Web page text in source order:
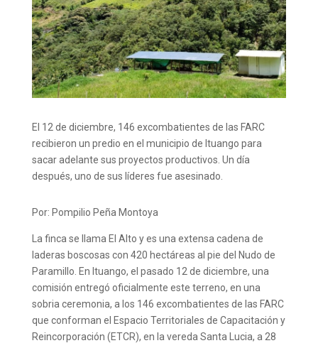
El 12 de diciembre, 146 excombatientes de las FARC
recibieron un predio en el municipio de Ituango para
sacar adelante sus proyectos productivos. Un día
después, uno de sus líderes fue asesinado.
Por: Pompilio Peña Montoya
La finca se llama El Alto y es una extensa cadena de
laderas boscosas con 420 hectáreas al pie del Nudo de
Paramillo. En Ituango, el pasado 12 de diciembre, una
comisión entregó oficialmente este terreno, en una
sobria ceremonia, a los 146 excombatientes de las FARC
que conforman el Espacio Territoriales de Capacitación y
Reincorporación (ETCR), en la vereda Santa Lucia, a 28